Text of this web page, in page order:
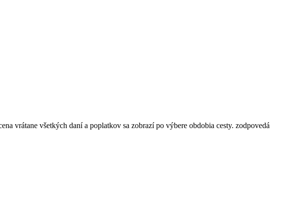
vrátane všetkých daní a poplatkov sa zobrazí po výbere obdobia cesty. zodpovedá